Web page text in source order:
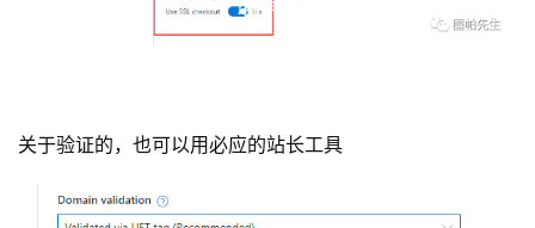
关于验证的，也可以用必应的站长工具